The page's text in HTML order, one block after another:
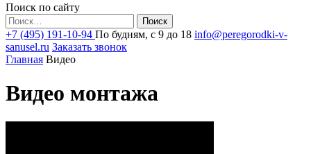
Поиск по сайту
Найти:
+7 (495) 191-10-94 По будням, с 9 до 18 info@peregorodki-v-
sanusel.ru Заказать звонок
Главная Видео
Видео монтажа